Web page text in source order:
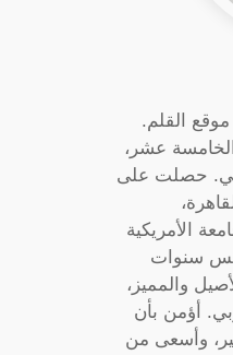
القلم.
عشر،
حصلت على
الأمريكية
سنوات
والمميز،
أؤمن بأن
وأسعى من